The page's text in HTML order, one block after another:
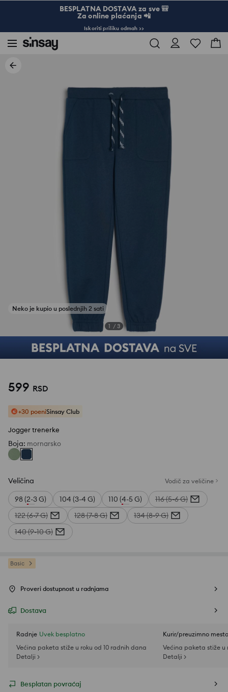
BESPLATNA DOSTAVA za sve 🎒
Za online plaćanja 📲
Iskoriti priliku odmah >>
1 / 3
599 RSD
+30 poeniSinsay Club
Jogger trenerke
Boja: mornarsko
Veličina Vodič za veličine
98 (2-3 G) 104 (3-4 G) 110 (4-5 G)
116 (5-6 G)
122 (6-7 G)
128 (7-8 G)
134 (8-9 G)
140 (9-10 G)
Basic
Proveri dostupnost u radnjama
Dostava
Radnje Uvek besplatno
Većina paketa stiže u roku od 10 radnih dana
Detalji >
Kurir/preuzimno mesto
Većina paketa stiže u
Detalji >
Besplatan povraćaj